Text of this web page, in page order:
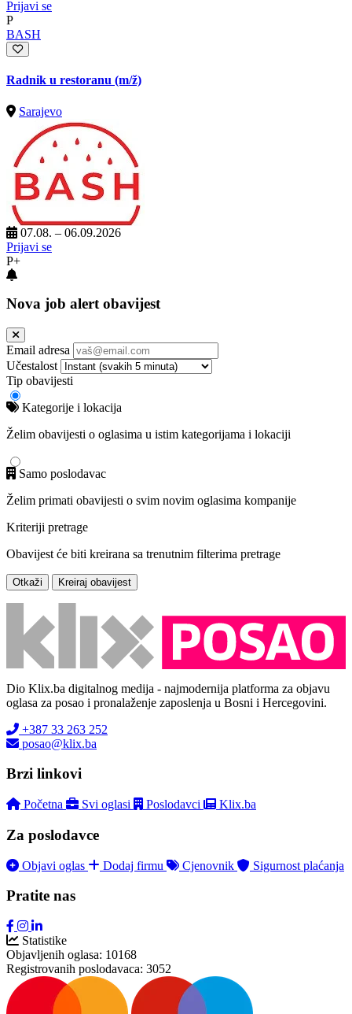
Prijavi se
P
BASH
Radnik u restoranu (m/ž)
Sarajevo
07.08. – 06.09.2026
Prijavi se
P+
Nova job alert obavijest
Email adresa
Učestalost
Tip obavijesti
Kategorije i lokacija
Želim obavijesti o oglasima u istim kategorijama i lokaciji
Samo poslodavac
Želim primati obavijesti o svim novim oglasima kompanije
Kriteriji pretrage
Obavijest će biti kreirana sa trenutnim filterima pretrage
Otkaži Kreiraj obavijest
Dio Klix.ba digitalnog medija - najmodernija platforma za objavu
oglasa za posao i pronalaženje zaposlenja u Bosni i Hercegovini.
+387 33 263 252
posao@klix.ba
Brzi linkovi
Početna Svi oglasi Poslodavci Klix.ba
Za poslodavce
Objavi oglas Dodaj firmu Cjenovnik Sigurnost plaćanja
Pratite nas
Statistike
Objavljenih oglasa: 10168
Registrovanih poslodavaca: 3052